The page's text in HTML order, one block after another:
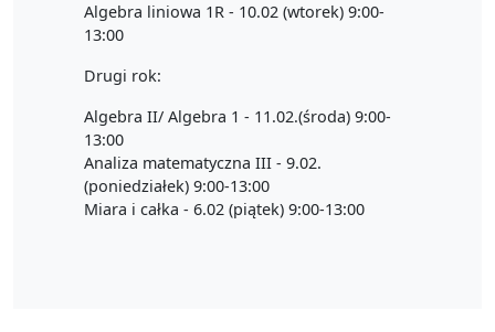
Algebra liniowa 1R - 10.02 (wtorek) 9:00-
13:00
Drugi rok:
Algebra II/ Algebra 1 - 11.02.(środa) 9:00-
13:00
Analiza matematyczna III - 9.02.
(poniedziałek) 9:00-13:00
Miara i całka - 6.02 (piątek) 9:00-13:00